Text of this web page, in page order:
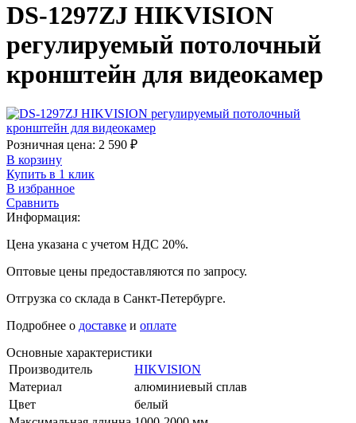
DS-1297ZJ HIKVISION
регулируемый потолочный
кронштейн для видеокамер
Розничная цена: 2 590 ₽
В корзину
Купить в 1 клик
В избранное
Сравнить
Информация:
Цена указана с учетом НДС 20%.
Оптовые цены предоставляются по запросу.
Отгрузка со склада в Санкт-Петербурге.
Подробнее о доставке и оплате
Основные характеристики
Производитель
HIKVISION
Материал
алюминиевый сплав
Цвет
белый